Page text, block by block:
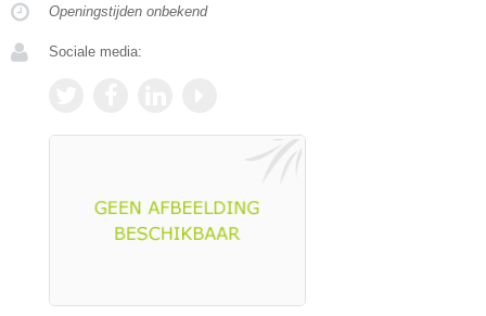
Openingstijden onbekend
Sociale media: